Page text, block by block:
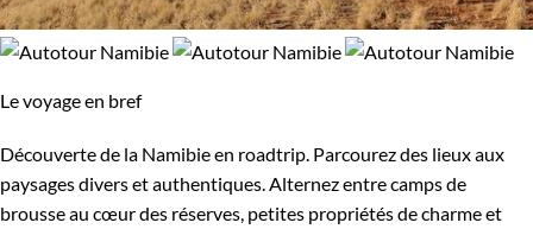
Le voyage en bref
Découverte de la Namibie en roadtrip. Parcourez des lieux aux
paysages divers et authentiques. Alternez entre camps de
brousse au cœur des réserves, petites propriétés de charme et